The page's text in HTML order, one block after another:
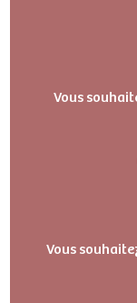
Vous
Vous